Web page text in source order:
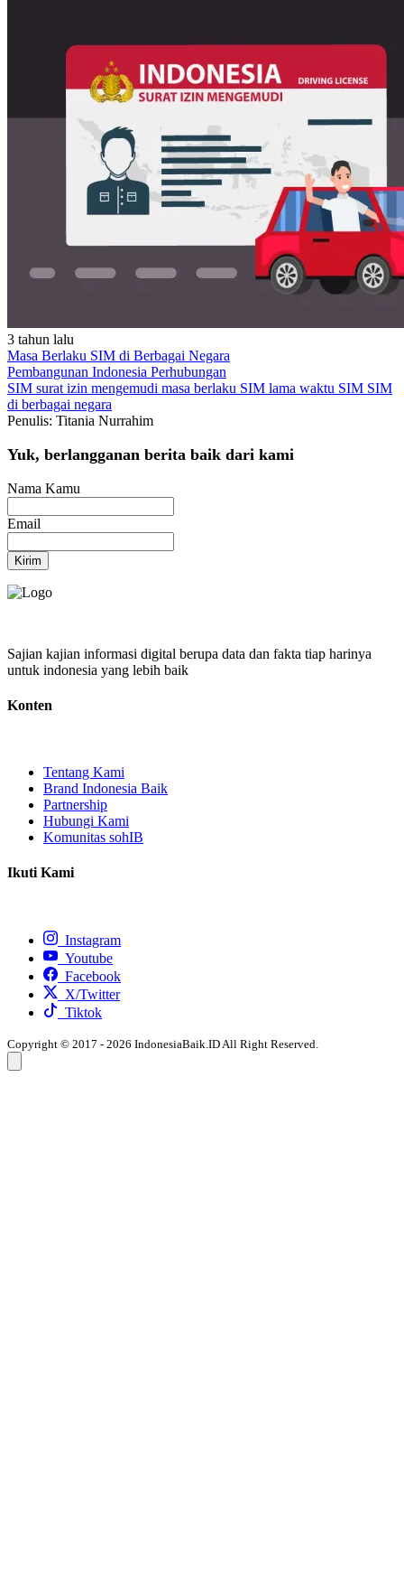
3 tahun lalu
Masa Berlaku SIM di Berbagai Negara
Pembangunan Indonesia Perhubungan
SIM surat izin mengemudi masa berlaku SIM lama waktu SIM SIM
di berbagai negara
Penulis: Titania Nurrahim
Yuk, berlangganan berita baik dari kami
Nama Kamu
Email
Kirim
Sajian kajian informasi digital berupa data dan fakta tiap harinya
untuk indonesia yang lebih baik
Konten
Tentang Kami
Brand Indonesia Baik
Partnership
Hubungi Kami
Komunitas sohIB
Ikuti Kami
Instagram
Youtube
Facebook
X/Twitter
Tiktok
Copyright © 2017 - 2026 IndonesiaBaik.ID All Right Reserved.